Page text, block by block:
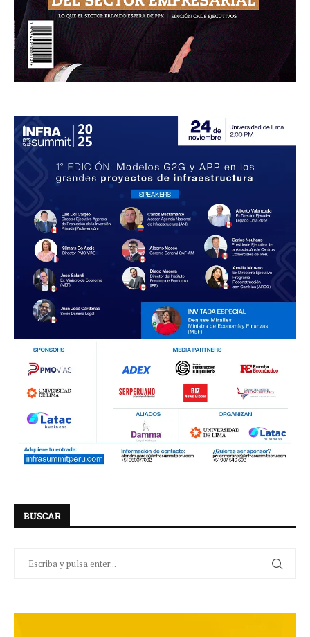
BUSCAR